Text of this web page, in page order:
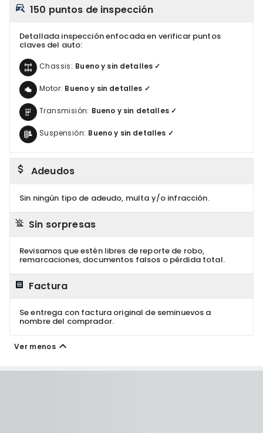
150 puntos de inspección
Detallada inspección enfocada en verificar puntos
claves del auto:
Chassis: Bueno y sin detalles ✓
Motor: Bueno y sin detalles ✓
Transmisión: Bueno y sin detalles ✓
Suspensión: Bueno y sin detalles ✓
Adeudos
Sin ningún tipo de adeudo, multa y/o infracción.
Sin sorpresas
Revisamos que estén libres de reporte de robo,
remarcaciones, documentos falsos o pérdida total.
Factura
Se entrega con factura original de seminuevos a
nombre del comprador.
Ver menos